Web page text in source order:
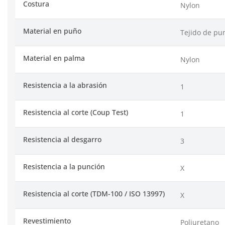
Costura Nylon
Material en puño Tejido de
Material en palma Nylon
Resistencia a la abrasión 1
Resistencia al corte (Coup Test) 1
Resistencia al desgarro 3
Resistencia a la punción X
Resistencia al corte (TDM-100 / ISO 13997) X
Revestimiento Poliuretano